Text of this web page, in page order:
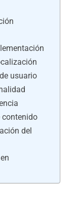
usuario
contenido
del